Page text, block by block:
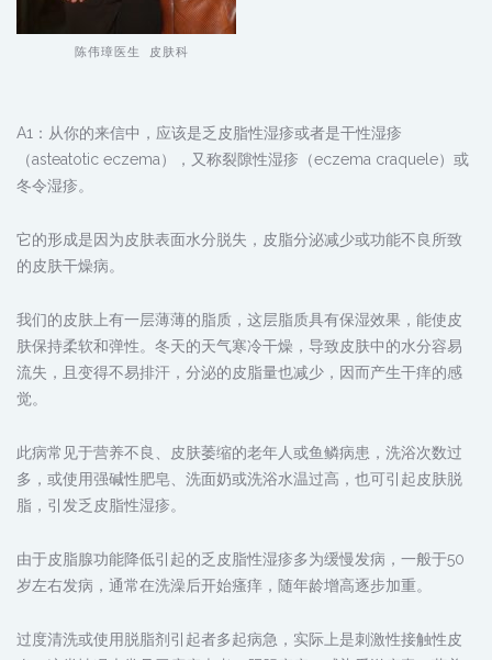
陈伟璋医生 皮肤科
A1：从你的来信中，应该是乏皮脂性湿疹或者是干性湿疹
（asteatotic eczema），又称裂隙性湿疹（eczema craquele）或
冬令湿疹。
它的形成是因为皮肤表面水分脱失，皮脂分泌减少或功能不良所致
的皮肤干燥病。
我们的皮肤上有一层薄薄的脂质，这层脂质具有保湿效果，能使皮
肤保持柔软和弹性。冬天的天气寒冷干燥，导致皮肤中的水分容易
流失，且变得不易排汗，分泌的皮脂量也减少，因而产生干痒的感
觉。
此病常见于营养不良、皮肤萎缩的老年人或鱼鳞病患，洗浴次数过
多，或使用强碱性肥皂、洗面奶或洗浴水温过高，也可引起皮肤脱
脂，引发乏皮脂性湿疹。
由于皮脂腺功能降低引起的乏皮脂性湿疹多为缓慢发病，一般于50
岁左右发病，通常在洗澡后开始瘙痒，随年龄增高逐步加重。
过度清洗或使用脱脂剂引起者多起病急，实际上是刺激性接触性皮